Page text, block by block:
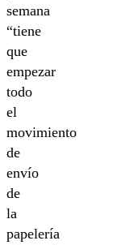
semana
“tiene
que
empezar
todo
el
movimiento
de
envío
de
la
papelería